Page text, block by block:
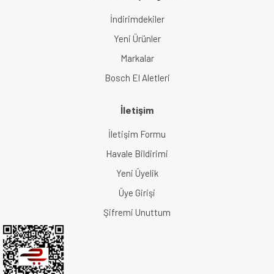
İndirimdekiler
Yeni Ürünler
Markalar
Bosch El Aletleri
İletişim
İletişim Formu
Havale Bildirimi
Yeni Üyelik
Üye Girişi
Şifremi Unuttum